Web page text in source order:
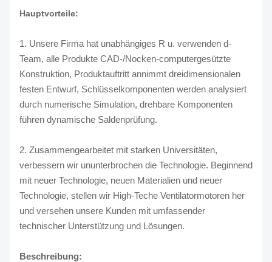
Hauptvorteile:
1. Unsere Firma hat unabhängiges R u. verwenden d-
Team, alle Produkte CAD-/Nocken-computergesützte
Konstruktion, Produktauftritt annimmt dreidimensionalen
festen Entwurf, Schlüsselkomponenten werden analysiert
durch numerische Simulation, drehbare Komponenten
führen dynamische Saldenprüfung.
2. Zusammengearbeitet mit starken Universitäten,
verbessern wir ununterbrochen die Technologie. Beginnend
mit neuer Technologie, neuen Materialien und neuer
Technologie, stellen wir High-Teche Ventilatormotoren her
und versehen unsere Kunden mit umfassender
technischer Unterstützung und Lösungen.
Beschreibung: